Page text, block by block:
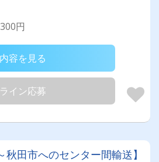
円
容を見る
イン応募
田市へのセンター間輸送】